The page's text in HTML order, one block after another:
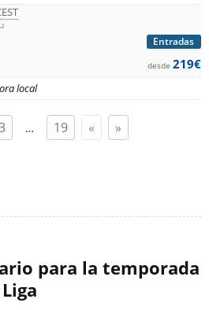
local
Entradas
desde 219€
… 19 « »
para la temporada